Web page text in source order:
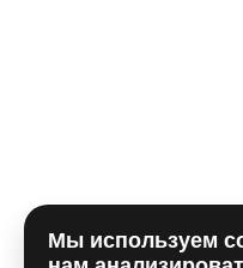
Отправляя форму, вы
Мы используем